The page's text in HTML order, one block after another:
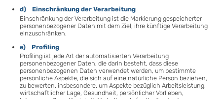
d) Einschränkung der Verarbeitung
Einschränkung der Verarbeitung ist die Markierung gespeicherter
personenbezogener Daten mit dem Ziel, ihre künftige Verarbeitung
einzuschränken.
e) Profiling
Profiling ist jede Art der automatisierten Verarbeitung
personenbezogener Daten, die darin besteht, dass diese
personenbezogenen Daten verwendet werden, um bestimmte
persönliche Aspekte, die sich auf eine natürliche Person beziehen,
zu bewerten, insbesondere, um Aspekte bezüglich Arbeitsleistung,
wirtschaftlicher Lage, Gesundheit, persönlicher Vorlieben,